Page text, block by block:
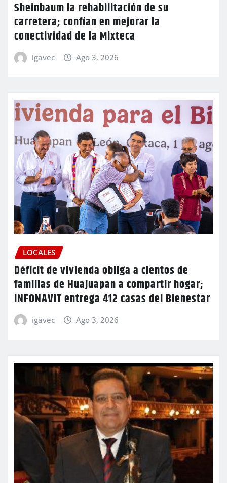
Sheinbaum la rehabilitación de su
carretera; confían en mejorar la
conectividad de la Mixteca
igavec Ago 3, 2026
LOCALES
Déficit de vivienda obliga a cientos de
familias de Huajuapan a compartir hogar;
INFONAVIT entrega 412 casas del Bienestar
igavec Ago 3, 2026